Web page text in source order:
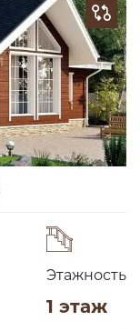
Этажность
1 этаж